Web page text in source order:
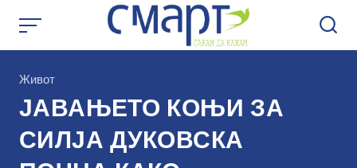
КАтегорија
Живот
ЈАВАЊЕТО КОЊИ ЗА
СИЛЈА ДУКОВСКА